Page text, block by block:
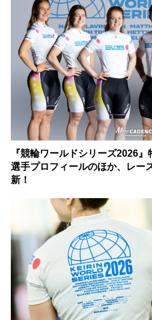
『競輪ワールドシリーズ2026
選手プロフィールのほか、レー
新！